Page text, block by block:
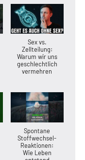
Sex vs.
Zellteilung:
Warum wir uns
geschlechtlich
vermehren
Spontane
Stoffwechsel-
Reaktionen:
Wie Leben